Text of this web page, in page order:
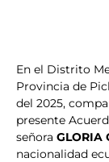
En el Distrito
Provincia de
del 2025,
presente
señora GLORIA
nacionalidad